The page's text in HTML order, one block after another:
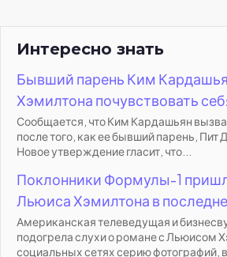
Интересно знать
Бывший парень Ким
Хэмилтона почувствовать
Сообщается, что Ким Кардашьян
после того, как ее бывший парень, Пит
Новое утверждение гласит, что...
Поклонники Формулы-1
Льюиса Хэмилтона в
Американская телеведущая и
подогрела слухи о романе с Льюисом
социальных сетях серию фотографий, в